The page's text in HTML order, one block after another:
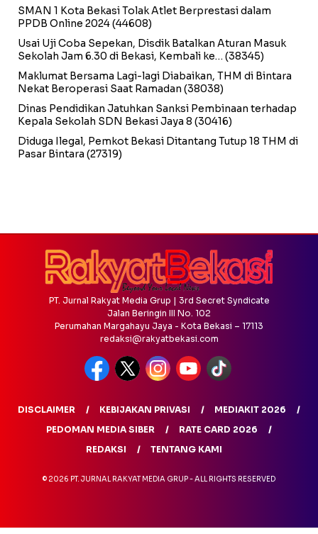
SMAN 1 Kota Bekasi Tolak Atlet Berprestasi dalam
PPDB Online 2024(44608)
Usai Uji Coba Sepekan, Disdik Batalkan Aturan Masuk
Sekolah Jam 6.30 di Bekasi, Kembali ke… (38345)
Maklumat Bersama Lagi-lagi Diabaikan, THM di Bintara
Nekat Beroperasi Saat Ramadan (38038)
Dinas Pendidikan Jatuhkan Sanksi Pembinaan terhadap
Kepala Sekolah SDN Bekasi Jaya 8 (30416)
Diduga Ilegal, Pemkot Bekasi Ditantang Tutup 18 THM di
Pasar Bintara (27319)
PT. Jurnal Rakyat Media Grup | 3rd Secret Syndicate
Jalan Beringin III No. 102
Perumahan Margahayu Jaya - Kota Bekasi – 17113
redaksi@rakyatbekasi.com
DISCLAIMER KEBIJAKAN PRIVASI
MEDIAKIT 2026
PEDOMAN MEDIA SIBER
RATE CARD 2026
REDAKSI
TENTANG KAMI
© 2026 PT. JURNAL RAKYAT MEDIA GRUP - ALL RIGHTS RESERVED